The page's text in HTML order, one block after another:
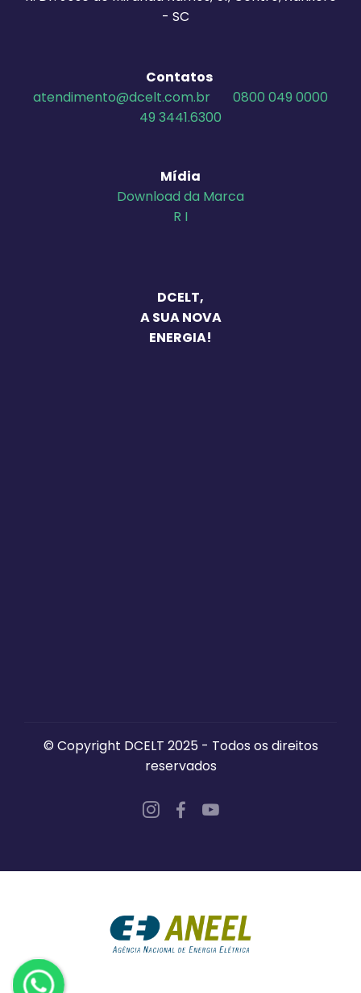
- SC
Contatos
atendimento@dcelt.com.br
0800 049 0000
49 3441.6300
Mídia
Download da Marca
R I
DCELT,
A SUA NOVA
ENERGIA!
© Copyright DCELT 2025 - Todos os direitos
reservados